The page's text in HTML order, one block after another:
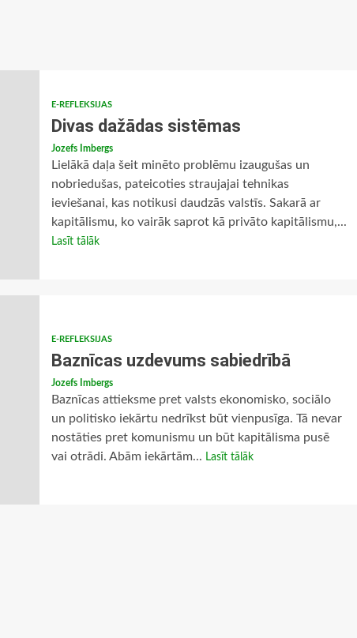
E-REFLEKSIJAS
Divas dažādas sistēmas
Jozefs Imbergs
Lielākā daļa šeit minēto problēmu izaugušas un
nobriedušas, pateicoties straujajai tehnikas
ieviešanai, kas notikusi daudzās valstīs. Sakarā ar
kapitālismu, ko vairāk saprot kā privāto kapitālismu,...
Lasīt tālāk
E-REFLEKSIJAS
Baznīcas uzdevums sabiedrībā
Jozefs Imbergs
Baznīcas attieksme pret valsts ekonomisko, sociālo
un politisko iekārtu nedrīkst būt vienpusīga. Tā nevar
nostāties pret komunismu un būt kapitālisma pusē
vai otrādi. Abām iekārtām... Lasīt tālāk